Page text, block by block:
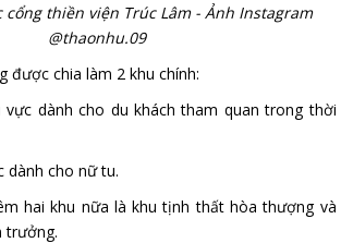
thiền viện Trúc Lâm - Ảnh Instagram
@thaonhu.09
được chia làm 2 khu chính:
vực dành cho du khách tham quan trong thời
dành cho nữ tu.
hai khu nữa là khu tịnh thất hòa thượng và
trưởng.